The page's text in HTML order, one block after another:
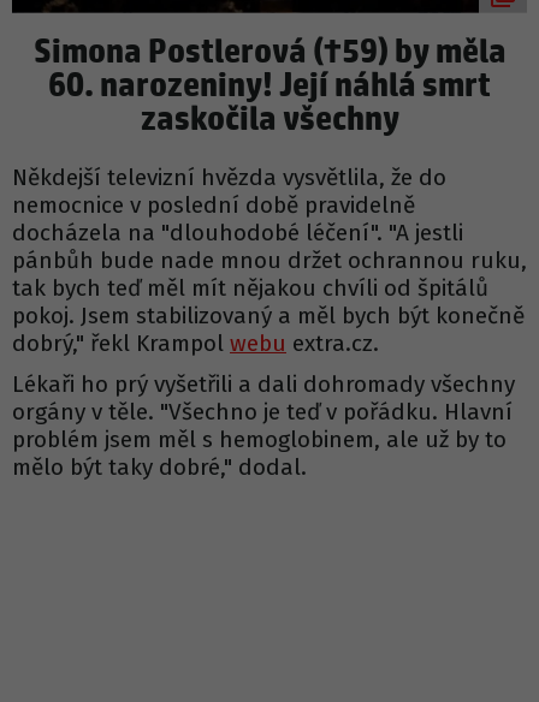
Simona Postlerová (†59) by měla
60. narozeniny! Její náhlá smrt
zaskočila všechny
Někdejší televizní hvězda vysvětlila, že do
nemocnice v poslední době pravidelně
docházela na "dlouhodobé léčení". "A jestli
pánbůh bude nade mnou držet ochrannou ruku,
tak bych teď měl mít nějakou chvíli od špitálů
pokoj. Jsem stabilizovaný a měl bych být konečně
dobrý," řekl Krampol webu extra.cz.
Lékaři ho prý vyšetřili a dali dohromady všechny
orgány v těle. "Všechno je teď v pořádku. Hlavní
problém jsem měl s hemoglobinem, ale už by to
mělo být taky dobré," dodal.